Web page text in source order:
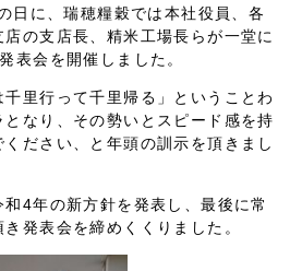
日に、瑞穂糧穀では本社役員、各
の支店長、精米工場長らが一堂に
表会を開催しました。
里行って千里帰る」ということわ
なり、その勢いとスピード感を持
ださい、と年頭の訓示を頂きまし
4年の新方針を発表し、最後に常
発表会を締めくくりました。